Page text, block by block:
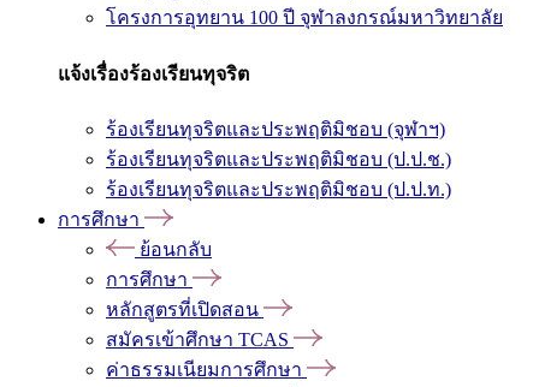
โครงการอุทยาน 100 ปี จุฬาลงกรณ์มหาวิทยาลัย
แจ้งเรื่องร้องเรียนทุจริต
ร้องเรียนทุจริตและประพฤติมิชอบ (จุฬาฯ)
ร้องเรียนทุจริตและประพฤติมิชอบ (ป.ป.ช.)
ร้องเรียนทุจริตและประพฤติมิชอบ (ป.ป.ท.)
การศึกษา
ย้อนกลับ
การศึกษา
หลักสูตรที่เปิดสอน
สมัครเข้าศึกษา TCAS
ค่าธรรมเนียมการศึกษา